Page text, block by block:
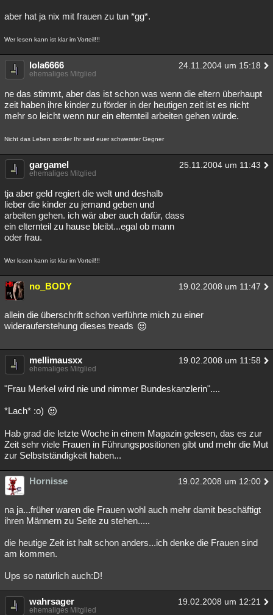
aber hat ja nix mit frauen zu tun *gg*.
Wer lesen kann ist klar im Vorteil!!!
lola6666 24.11.2004 um 15:18
ehemaliges Mitglied
ne das stimmt, aber das ist schon was wenn die eltern überhaupt
zeit haben ihre kinder zu förder in der heutigen zeit ist es nicht
mehr so leicht wenn nur ein elternteil arbeiten gehen würde.
Nicht das Leben sonder Ihr seid euer schwerster Gegner
gargamel 25.11.2004 um 11:43
ehemaliges Mitglied
tja aber geld regiert die welt und deshalb
lieber die kinder zu jemand geben und
arbeiten gehen. ich wär aber auch dafür, dass
ein elternteil zu hause bleibt...egal ob mann
oder frau.
Wer lesen kann ist klar im Vorteil!!!
no_BODY 19.02.2008 um 11:47
allein die überschrift schon verführte mich zu einer
widerauferstehung dieses treads
mellimausxx 19.02.2008 um 11:58
ehemaliges Mitglied
"Frau Merkel wird nie und nimmer Bundeskanzlerin"....
*Lach* :o)
Hab grad die letzte Woche in einem Magazin gelesen, das es zur
Zeit sehr viele Frauen in Führungspositionen gibt und mehr die Mut
zur Selbstständigkeit haben...
Hornisse 19.02.2008 um 12:00
na ja...früher waren die Frauen wohl auch mehr damit beschäftigt
ihren Männern zu Seite zu stehen.....
die heutige Zeit ist halt schon anders...ich denke die Frauen sind
am kommen.
Ups so natürlich auch:D!
wahrsager 19.02.2008 um 12:21
ehemaliges Mitglied